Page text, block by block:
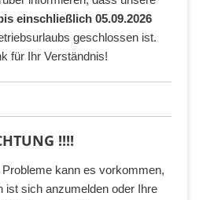
einschließlich 05.09.2026
geschlossen ist.
für Ihr Verständnis!
!!!!
kann es vorkommen,
ist sich anzumelden oder Ihre